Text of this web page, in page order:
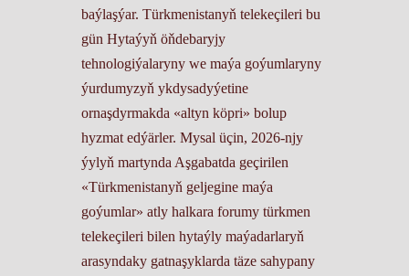
baýlaşýar. Türkmenistanyň telekeçileri bu
gün Hytaýyň öňdebaryjy
tehnologiýalaryny we maýa goýumlaryny
ýurdumyzyň ykdysadyýetine
ornaşdyrmakda «altyn köpri» bolup
hyzmat edýärler. Mysal üçin, 2026-njy
ýylyň martynda Aşgabatda geçirilen
«Türkmenistanyň geljegine maýa
goýumlar» atly halkara forumy türkmen
telekeçileri bilen hytaýly maýadarlaryň
arasyndaky gatnaşyklarda täze sahypany